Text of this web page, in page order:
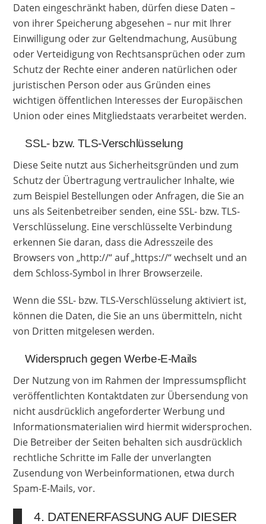
Daten eingeschränkt haben, dürfen diese Daten –
von ihrer Speicherung abgesehen – nur mit Ihrer
Einwilligung oder zur Geltendmachung, Ausübung
oder Verteidigung von Rechtsansprüchen oder zum
Schutz der Rechte einer anderen natürlichen oder
juristischen Person oder aus Gründen eines
wichtigen öffentlichen Interesses der Europäischen
Union oder eines Mitgliedstaats verarbeitet werden.
SSL- bzw. TLS-Verschlüsselung
Diese Seite nutzt aus Sicherheitsgründen und zum
Schutz der Übertragung vertraulicher Inhalte, wie
zum Beispiel Bestellungen oder Anfragen, die Sie an
uns als Seitenbetreiber senden, eine SSL- bzw. TLS-
Verschlüsselung. Eine verschlüsselte Verbindung
erkennen Sie daran, dass die Adresszeile des
Browsers von „http://“ auf „https://“ wechselt und an
dem Schloss-Symbol in Ihrer Browserzeile.
Wenn die SSL- bzw. TLS-Verschlüsselung aktiviert ist,
können die Daten, die Sie an uns übermitteln, nicht
von Dritten mitgelesen werden.
Widerspruch gegen Werbe-E-Mails
Der Nutzung von im Rahmen der Impressumspflicht
veröffentlichten Kontaktdaten zur Übersendung von
nicht ausdrücklich angeforderter Werbung und
Informationsmaterialien wird hiermit widersprochen.
Die Betreiber der Seiten behalten sich ausdrücklich
rechtliche Schritte im Falle der unverlangten
Zusendung von Werbeinformationen, etwa durch
Spam-E-Mails, vor.
4. DATENERFASSUNG AUF DIESER